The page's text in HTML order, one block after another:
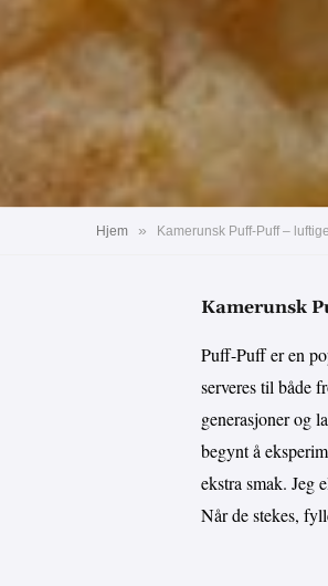
Hjem » Kamerunsk Puff-Puff –
Kamerunsk
Puff-Puff er en
serveres til både
generasjoner og
begynt å
ekstra smak. Jeg
Når de stekes,